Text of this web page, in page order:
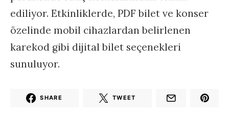
ediliyor. Etkinliklerde, PDF bilet ve konser
özelinde mobil cihazlardan belirlenen
karekod gibi dijital bilet seçenekleri
sunuluyor.
SHARE TWEET